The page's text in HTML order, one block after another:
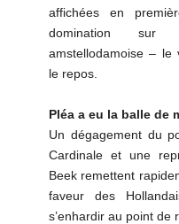
affichées en
domination sur
amstellodamoise – le
le repos.
Pléa a eu la balle de
Un dégagement du
Cardinale et une
Beek remettent
faveur des
s’enhardir au point de